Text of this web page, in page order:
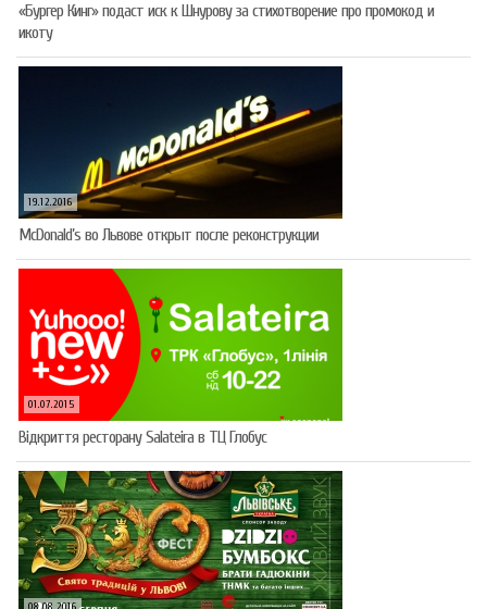
«Бургер Кинг» подаст иск к Шнурову за стихотворение про промокод и
икоту
19.12.2016
McDonald’s во Львове открыт после реконструкции
01.07.2015
Відкриття ресторану Salateirа в ТЦ Глобус